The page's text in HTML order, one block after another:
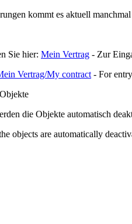
kommt es aktuell
Sie hier: Mein Vertrag - Zur
Vertrag/My contract - For
die Objekte automatisch
objects are automatically